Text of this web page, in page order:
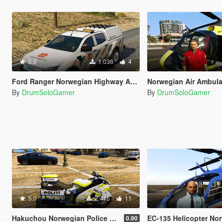
5.0 1.036 4
Ford Ranger Norwegian Highway Authority
By DrumSoloGamer
Norwegian Air Ambulance +
By DrumSoloGamer
5.0 2.415 11
Hakuchou Norwegian Police Bike 0.90 EC-135 Helicopter